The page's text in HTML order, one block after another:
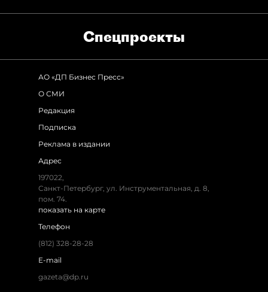
Спец­проекты
АО «ДП Бизнес Пресс»
О СМИ
Редакция
Подписка
Реклама в издании
Адрес
197022,
Санкт-Петербург, ул. Инструментальная, д. 8,
пом. 74.
показать на карте
Телефон
(812) 328-28-28
E-mail
gazeta@dp.ru